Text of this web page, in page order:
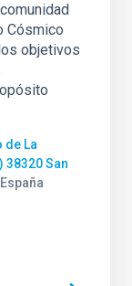
Cósmico
objetivos
de La
38320 San